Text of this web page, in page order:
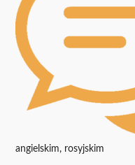
angielskim, rosyjskim